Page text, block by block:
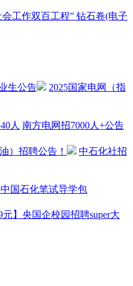
工作双百工程” 钻石卷(电子
生公告
2025国家电网（指
人 南方电网招7000人+公告
）招聘公告！
中石化社招
中国石化笔试导学包
元】央国企校园招聘super大